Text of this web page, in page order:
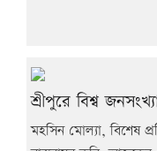
শ্রীপুরে বিশ্ব
মহসিন মোল্যা, বিশেষ